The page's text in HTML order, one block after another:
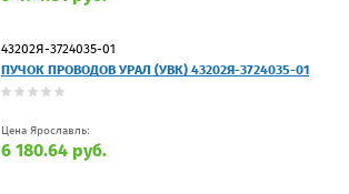
43202Я-3724035-01
ПУЧОК ПРОВОДОВ УРАЛ (УВК) 43202Я-3724035-01
Цена Ярославль:
6 180.64 руб.